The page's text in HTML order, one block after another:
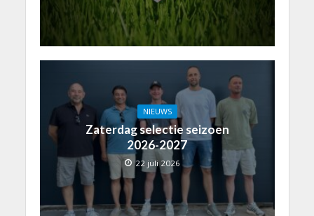
NIEUWS
Zaterdag selectie seizoen
2026-2027
22 juli 2026